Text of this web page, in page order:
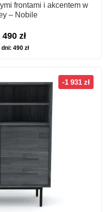
frontami i akcentem w
– Nobile
Pierwotna
cena
490 złAktualna
cena
dni: 490 zł
-1 931 zł